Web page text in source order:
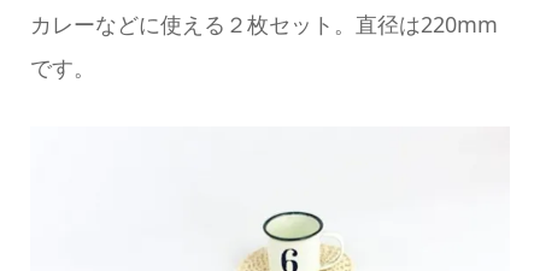
カレーなどに使える２枚セット。直径は220mm
です。